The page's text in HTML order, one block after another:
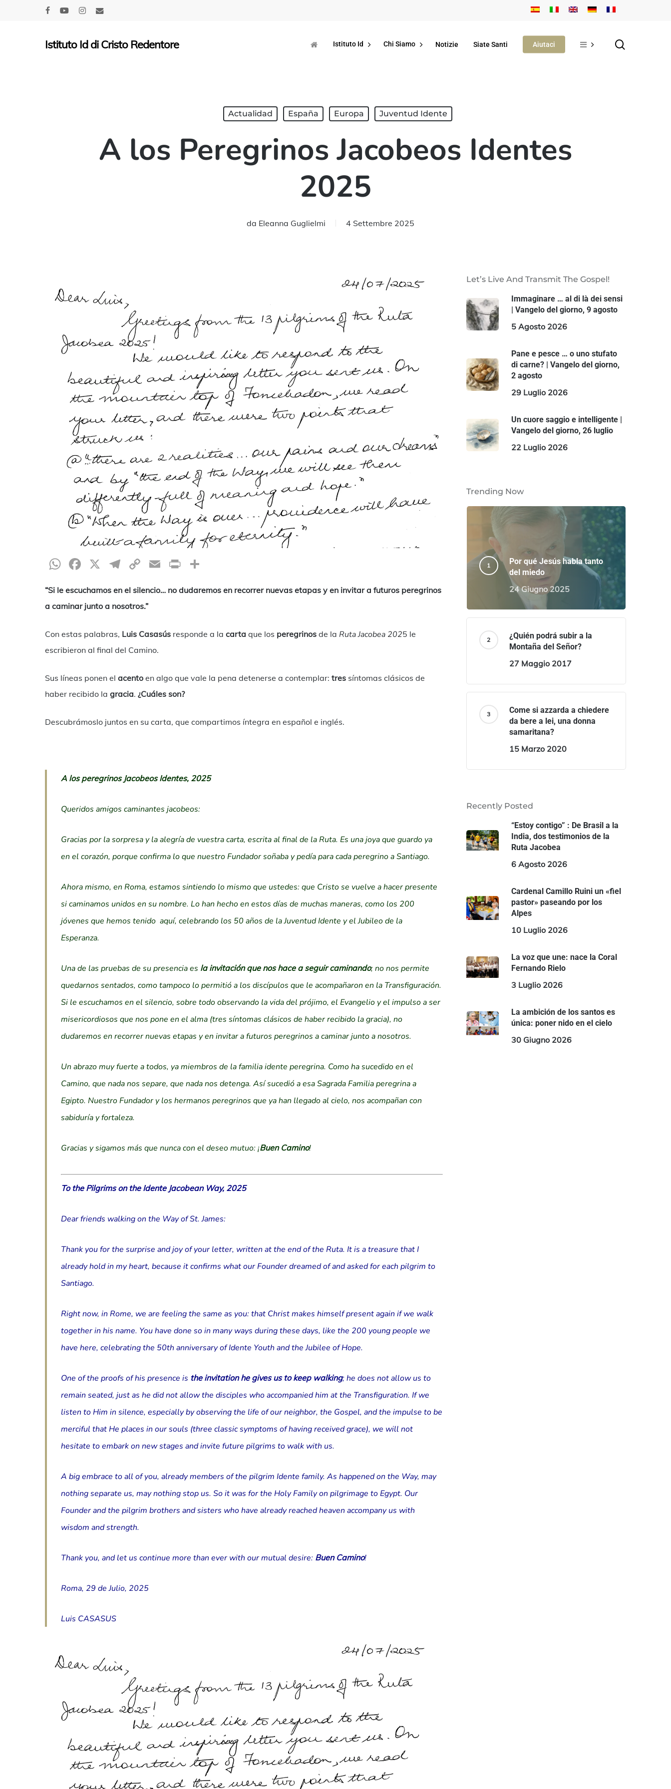
Hit enter to search or ESC to close
Istituto Id di Cristo Redentore Istituto Id Chi Siamo Notizie Siate Santi Aiutaci
Actualidad España Europa Juventud Idente
A los Peregrinos Jacobeos Identes
2025
da Eleanna Guglielmi 4 Settembre 2025
WhatsApp
Facebook
X Telegram
CopyEmailPrint
“Si le escuchamos en el silencio… no dudaremos en recorrer nuevas etapas y en invitar a futuros peregrinos
a caminar junto a nosotros.”
Con estas palabras, Luis Casasús responde a la carta que los peregrinos de la Ruta Jacobea 2025 le
escribieron al final del Camino.
Sus líneas ponen el acento en algo que vale la pena detenerse a contemplar: tres síntomas clásicos de
haber recibido la gracia. ¿Cuáles son?
Descubrámoslo juntos en su carta, que compartimos íntegra en español e inglés.
A los peregrinos Jacobeos Identes, 2025
Queridos amigos caminantes jacobeos:
Gracias por la sorpresa y la alegría de vuestra carta, escrita al final de la Ruta. Es una joya que guardo ya
en el corazón, porque confirma lo que nuestro Fundador soñaba y pedía para cada peregrino a Santiago.
Ahora mismo, en Roma, estamos sintiendo lo mismo que ustedes: que Cristo se vuelve a hacer presente
si caminamos unidos en su nombre. Lo han hecho en estos días de muchas maneras, como los 200
jóvenes que hemos tenido aquí, celebrando los 50 años de la Juventud Idente y el Jubileo de la
Esperanza.
Una de las pruebas de su presencia es la invitación que nos hace a seguir caminando; no nos permite
quedarnos sentados, como tampoco lo permitió a los discípulos que le acompañaron en la Transfiguración.
Si le escuchamos en el silencio, sobre todo observando la vida del prójimo, el Evangelio y el impulso a ser
misericordiosos que nos pone en el alma (tres síntomas clásicos de haber recibido la gracia), no
dudaremos en recorrer nuevas etapas y en invitar a futuros peregrinos a caminar junto a nosotros.
Un abrazo muy fuerte a todos, ya miembros de la familia idente peregrina. Como ha sucedido en el
Camino, que nada nos separe, que nada nos detenga. Así sucedió a esa Sagrada Familia peregrina a
Egipto. Nuestro Fundador y los hermanos peregrinos que ya han llegado al cielo, nos acompañan con
sabiduría y fortaleza.
Gracias y sigamos más que nunca con el deseo mutuo: ¡Buen Camino!
To the Pilgrims on the Idente Jacobean Way, 2025
Dear friends walking on the Way of St. James:
Thank you for the surprise and joy of your letter, written at the end of the Ruta. It is a treasure that I
already hold in my heart, because it confirms what our Founder dreamed of and asked for each pilgrim to
Santiago.
Right now, in Rome, we are feeling the same as you: that Christ makes himself present again if we walk
together in his name. You have done so in many ways during these days, like the 200 young people we
have here, celebrating the 50th anniversary of Idente Youth and the Jubilee of Hope.
One of the proofs of his presence is the invitation he gives us to keep walking; he does not allow us to
remain seated, just as he did not allow the disciples who accompanied him at the Transfiguration. If we
listen to Him in silence, especially by observing the life of our neighbor, the Gospel, and the impulse to be
merciful that He places in our souls (three classic symptoms of having received grace), we will not
hesitate to embark on new stages and invite future pilgrims to walk with us.
A big embrace to all of you, already members of the pilgrim Idente family. As happened on the Way, may
nothing separate us, may nothing stop us. So it was for the Holy Family on pilgrimage to Egypt. Our
Founder and the pilgrim brothers and sisters who have already reached heaven accompany us with
wisdom and strength.
Thank you, and let us continue more than ever with our mutual desire: Buen Camino!
Roma, 29 de Julio, 2025
Luis CASASUS
Let’s Live And Transmit The Gospel!
Immaginare … al di là dei sensi
| Vangelo del giorno, 9 agosto
5 Agosto 2026
Pane e pesce … o uno stufato
di carne? | Vangelo del giorno,
2 agosto
29 Luglio 2026
Un cuore saggio e intelligente |
Vangelo del giorno, 26 luglio
22 Luglio 2026
Trending Now
Por qué Jesús habla tanto
del miedo
24 Giugno 2025
¿Quién podrá subir a la
Montaña del Señor?
27 Maggio 2017
Come si azzarda a chiedere
da bere a lei, una donna
samaritana?
15 Marzo 2020
Recently Posted
“Estoy contigo” : De Brasil a la
India, dos testimonios de la
Ruta Jacobea
6 Agosto 2026
Cardenal Camillo Ruini un «fiel
pastor» paseando por los
Alpes
10 Luglio 2026
La voz que une: nace la Coral
Fernando Rielo
3 Luglio 2026
La ambición de los santos es
única: poner nido en el cielo
30 Giugno 2026